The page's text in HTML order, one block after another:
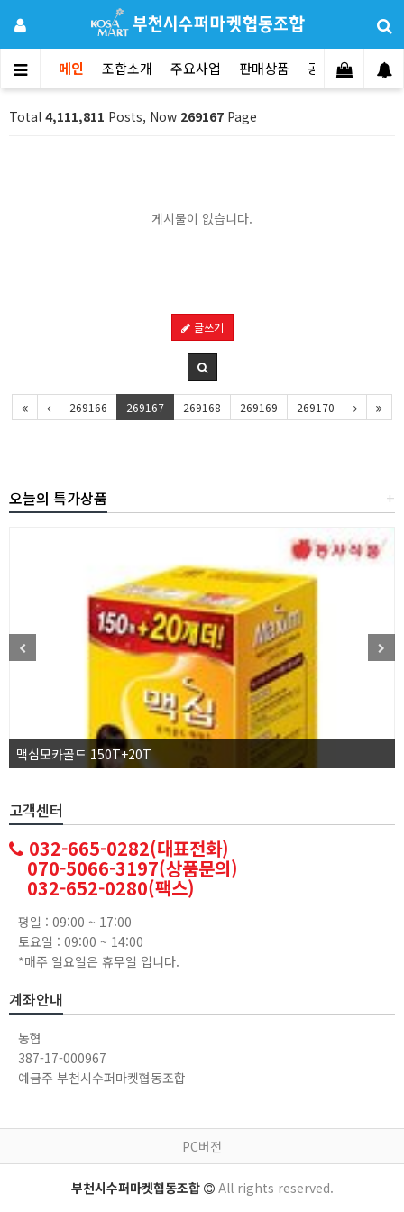
메인 조합소개 주요사업 판매상품 공지사항 문
Total 4,111,811 Posts, Now 269167 Page
게시물이 없습니다.
글쓰기
269166 269167 269168 269169 269170
+
오늘의 특가상품
맥심모카골드 150T+20T
고객센터
032-665-0282(대표전화)
070-5066-3197(상품문의)
032-652-0280(팩스)
평일 : 09:00 ~ 17:00
토요일 : 09:00 ~ 14:00
*매주 일요일은 휴무일 입니다.
계좌안내
농협
387-17-000967
예금주 부천시수퍼마켓협동조합
PC버전
부천시수퍼마켓협동조합 All rights reserved.